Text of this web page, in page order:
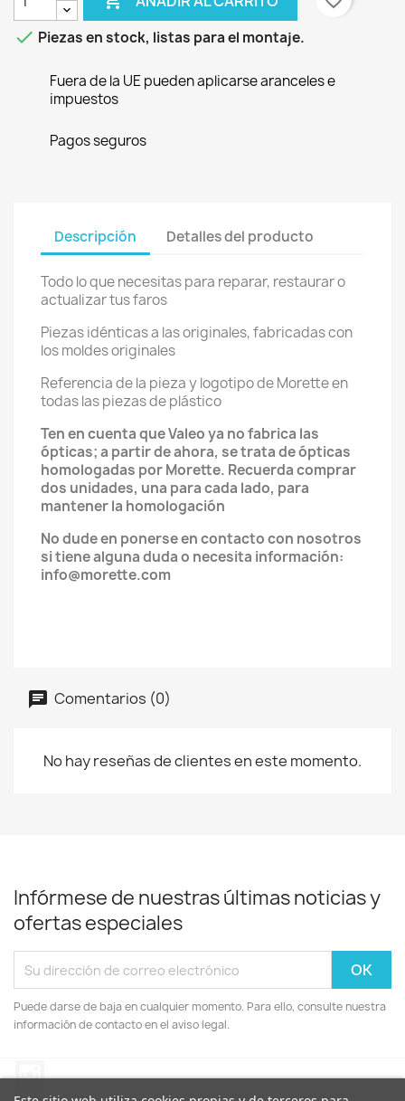
 Piezas en stock, listas para el montaje.
Fuera de la UE pueden aplicarse aranceles e
impuestos
Pagos seguros
Descripción Detalles del producto
Todo lo que necesitas para reparar, restaurar o
actualizar tus faros
Piezas idénticas a las originales, fabricadas con
los moldes originales
Referencia de la pieza y logotipo de Morette en
todas las piezas de plástico
Ten en cuenta que Valeo ya no fabrica las
ópticas; a partir de ahora, se trata de ópticas
homologadas por Morette. Recuerda comprar
dos unidades, una para cada lado, para
mantener la homologación
No dude en ponerse en contacto con nosotros
si tiene alguna duda o necesita información:
info@morette.com
Comentarios (0)
No hay reseñas de clientes en este momento.
Infórmese de nuestras últimas noticias y
ofertas especiales
Puede darse de baja en cualquier momento. Para ello, consulte nuestra
información de contacto en el aviso legal.